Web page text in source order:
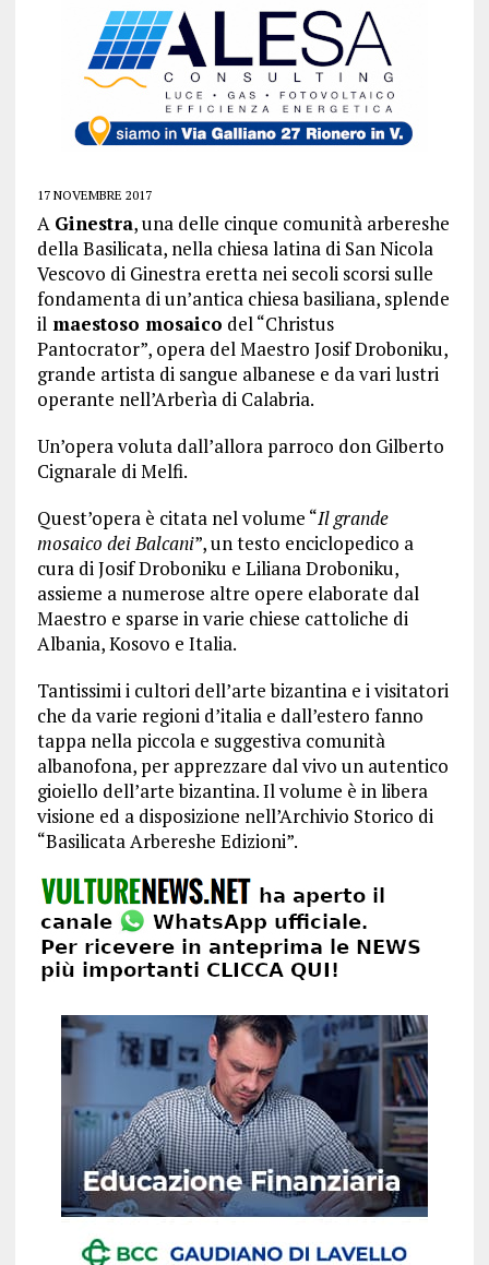
17 NOVEMBRE 2017
A Ginestra, una delle cinque comunità arbereshe
della Basilicata, nella chiesa latina di San Nicola
Vescovo di Ginestra eretta nei secoli scorsi sulle
fondamenta di un’antica chiesa basiliana, splende
ilmaestoso mosaico del “Christus
Pantocrator”, opera del Maestro Josif Droboniku,
grande artista di sangue albanese e da vari lustri
operante nell’Arberìa di Calabria.
Un’opera voluta dall’allora parroco don Gilberto
Cignarale di Melfi.
Quest’opera è citata nel volume “Il grande
mosaico dei Balcani”, un testo enciclopedico a
cura di Josif Droboniku e Liliana Droboniku,
assieme a numerose altre opere elaborate dal
Maestro e sparse in varie chiese cattoliche di
Albania, Kosovo e Italia.
Tantissimi i cultori dell’arte bizantina e i visitatori
che da varie regioni d’italia e dall’estero fanno
tappa nella piccola e suggestiva comunità
albanofona, per apprezzare dal vivo un autentico
gioiello dell’arte bizantina. Il volume è in libera
visione ed a disposizione nell’Archivio Storico di
“Basilicata Arbereshe Edizioni”.